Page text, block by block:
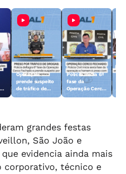
Operação
prende suspeito
de tráfico de
Polícia inicia 6ª
fase da
Operação Cerco
grandes festas
São João e
evidencia ainda mais
corporativo, técnico e